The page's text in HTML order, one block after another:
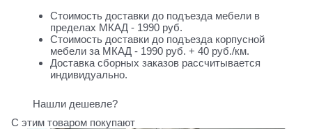
Стоимость доставки до подъезда мебели в
пределах МКАД - 1990 руб.
Стоимость доставки до подъезда корпусной
мебели за МКАД - 1990 руб. + 40 руб./км.
Доставка сборных заказов рассчитывается
индивидуально.
Нашли дешевле?
С этим товаром покупают